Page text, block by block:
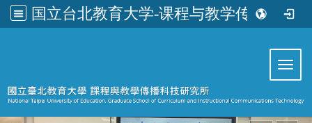
国立台北教育大学-课程与教学传播科技研究所